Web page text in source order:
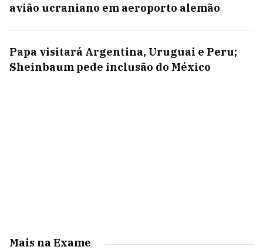
avião ucraniano em aeroporto alemão
Papa visitará Argentina, Uruguai e Peru;
Sheinbaum pede inclusão do México
Mais na Exame